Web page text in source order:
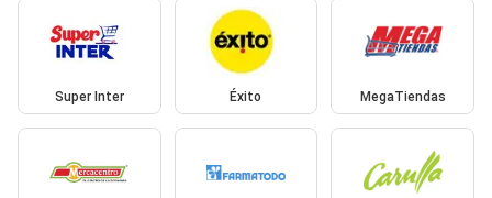
Super Inter Éxito MegaTiendas